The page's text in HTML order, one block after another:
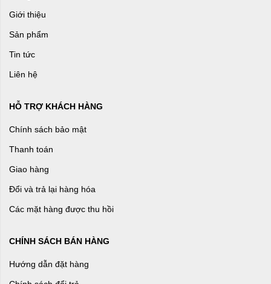
Giới thiệu
Sản phẩm
Tin tức
Liên hệ
HỖ TRỢ KHÁCH HÀNG
Chính sách bảo mật
Thanh toán
Giao hàng
Đổi và trả lại hàng hóa
Các mặt hàng được thu hồi
CHÍNH SÁCH BÁN HÀNG
Hướng dẫn đặt hàng